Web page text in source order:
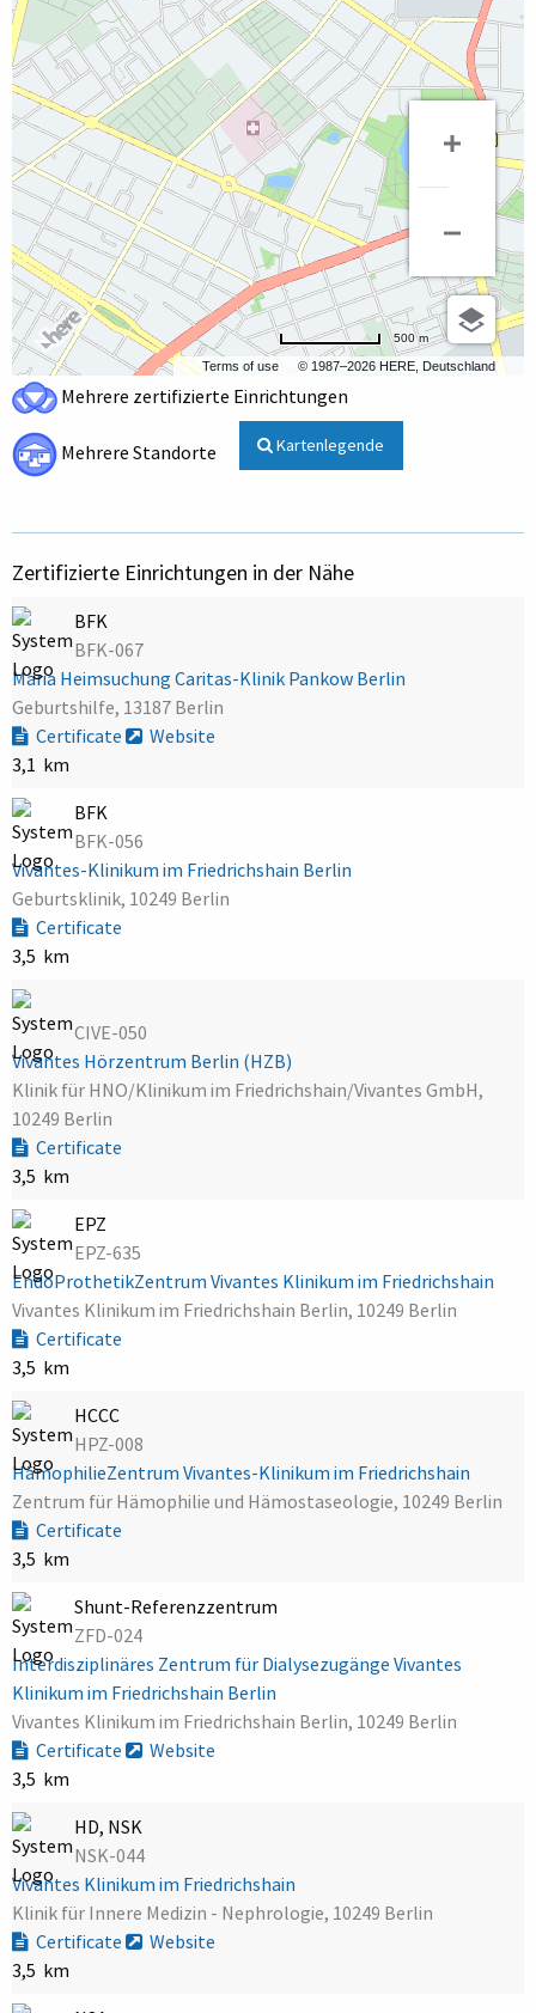
Terms of use © 1987–2026 HERE, Deutschland
500 m
Mehrere zertifizierte Einrichtungen
Mehrere Standorte Kartenlegende
Zertifizierte Einrichtungen in der Nähe
BFK
BFK-067
Maria Heimsuchung Caritas-Klinik Pankow Berlin
Geburtshilfe, 13187 Berlin
Certificate
Website
3,1 km
BFK
BFK-056
Vivantes-Klinikum im Friedrichshain Berlin
Geburtsklinik, 10249 Berlin
Certificate
3,5 km
CIVE-050
Vivantes Hörzentrum Berlin (HZB)
Klinik für HNO/Klinikum im Friedrichshain/Vivantes GmbH,
10249 Berlin
Certificate
3,5 km
EPZ
EPZ-635
EndoProthetikZentrum Vivantes Klinikum im Friedrichshain
Vivantes Klinikum im Friedrichshain Berlin, 10249 Berlin
Certificate
3,5 km
HCCC
HPZ-008
HämophilieZentrum Vivantes-Klinikum im Friedrichshain
Zentrum für Hämophilie und Hämostaseologie, 10249 Berlin
Certificate
3,5 km
Shunt-Referenzzentrum
ZFD-024
Interdisziplinäres Zentrum für Dialysezugänge Vivantes
Klinikum im Friedrichshain Berlin
Vivantes Klinikum im Friedrichshain Berlin, 10249 Berlin
Certificate
Website
3,5 km
HD, NSK
NSK-044
Vivantes Klinikum im Friedrichshain
Klinik für Innere Medizin - Nephrologie, 10249 Berlin
Certificate
Website
3,5 km